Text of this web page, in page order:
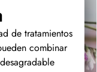
de tratamientos
combinar